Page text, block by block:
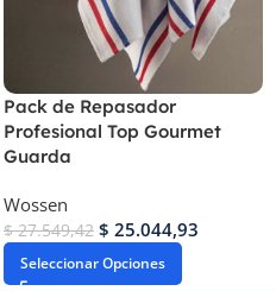
Pack de Repasador
Profesional Top Gourmet
Guarda
Wossen
$27.549,42 $ 25.044,93
Seleccionar Opciones